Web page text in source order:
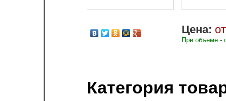
Цена:
При объеме -
Категория